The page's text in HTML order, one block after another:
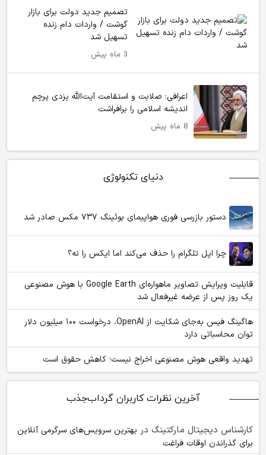
تصمیم جدید دولت برای بازار
گوشت / واردات دام زنده
تسهیل شد
3 ماه پیش
اعرافی: صلابت و استقامت آیت‌الله یزدی پرچم
اندیشه اسلامی را برافراشت
8 ماه پیش
دنیای تکنولوژی
دستور بازرسی فوری هواپیمای بوئینگ ۷۳۷ مکس صادر شد
چرا اپل تلگرام را حذف می‌کند اما ایکس را نه؟
قابلیت ویرایش تصاویر ماهواره‌ای Google Earth با هوش مصنوعی
یک روز پس از عرضه غیرفعال شد
هاگینگ فیس به‌جای شکایت از OpenAI، درخواست ۱۰۰ میلیون دلار
توان محاسباتی دارد
تهدید واقعی هوش مصنوعی اخراج نیست؛ کاهش حقوق است
آخرین نظرات کاربران گرداب‌جذب
کارشناس دیجیتال مارکتینگ در بهترین سرویس‌های سرگرمی آنلاین
برای گذراندن اوقات فراغت